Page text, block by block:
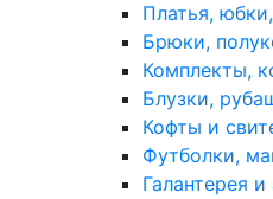
Платья,
Брюки,
Комплекты,
Блузки,
Кофты и
Футболки,
Галантерея